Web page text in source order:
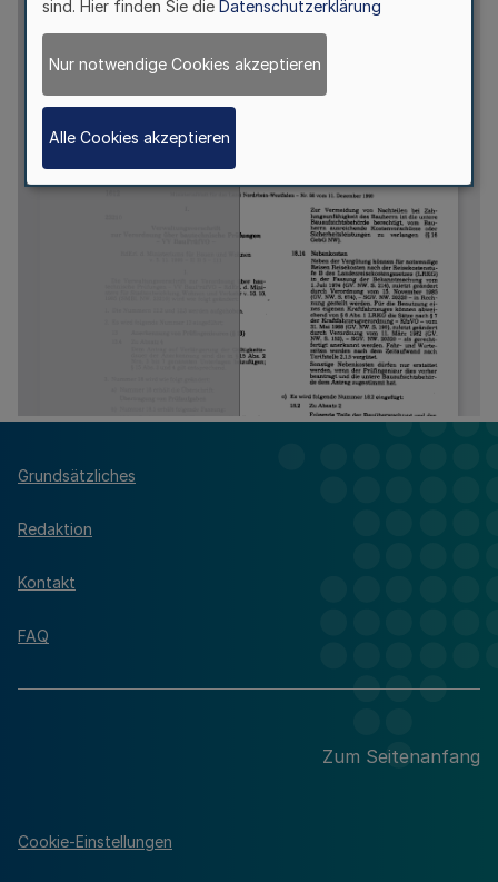
Grundsätzliches
Redaktion
Kontakt
FAQ
Zum Seitenanfang
Cookie-Einstellungen
sind. Hier finden Sie die Datenschutzerklärung
Nur notwendige Cookies akzeptieren
Alle Cookies akzeptieren